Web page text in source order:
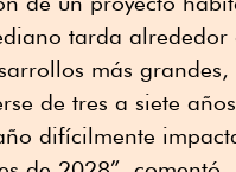
tarda alrededor
más
de tres a siete
difícilmente